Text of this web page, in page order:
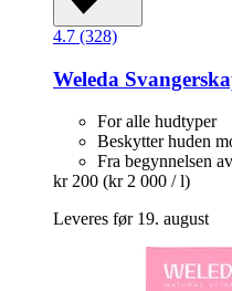
4.7 (328)
Weleda
For alle hudtyper
Beskytter huden
Fra begynnelsen
kr 200 (kr 2 000 / l)
Leveres før 19. august